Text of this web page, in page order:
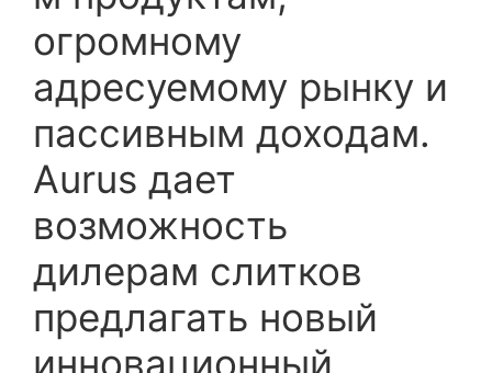
огромному
адресуемому рынку и
пассивным доходам.
Aurus дает
возможность
дилерам слитков
предлагать новый
инновационный